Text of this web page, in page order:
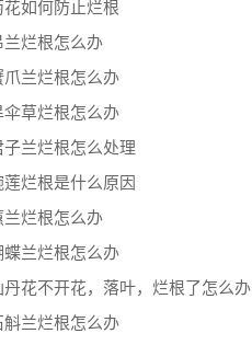
花如何防止烂根
兰烂根怎么办
爪兰烂根怎么办
伞草烂根怎么办
子兰烂根怎么处理
莲烂根是什么原因
兰烂根怎么办
蝶兰烂根怎么办
丹花不开花，落叶，烂根了怎么办
斛兰烂根怎么办